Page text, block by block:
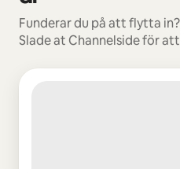
Funderar du på att flytta
Slade at Channelside för